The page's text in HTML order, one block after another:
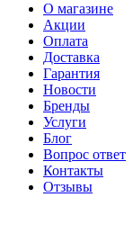
О магазине
Акции
Оплата
Доставка
Гарантия
Новости
Бренды
Услуги
Блог
Вопрос ответ
Контакты
Отзывы